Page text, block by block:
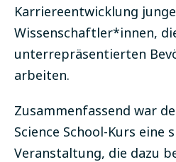
Karriereentwicklung
Wissenschaftler*innen,
unterrepräsentierten
arbeiten.
Zusammenfassend war
Science School-Kurs eine
Veranstaltung, die dazu